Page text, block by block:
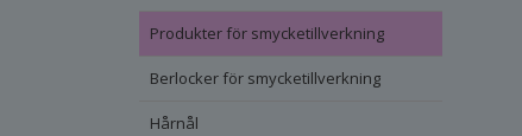
Produkter för smycketillverkning
Berlocker för smycketillverkning
Hårnål